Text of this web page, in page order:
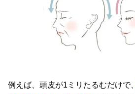
例えば、頭皮が1ミリたるむだけで、